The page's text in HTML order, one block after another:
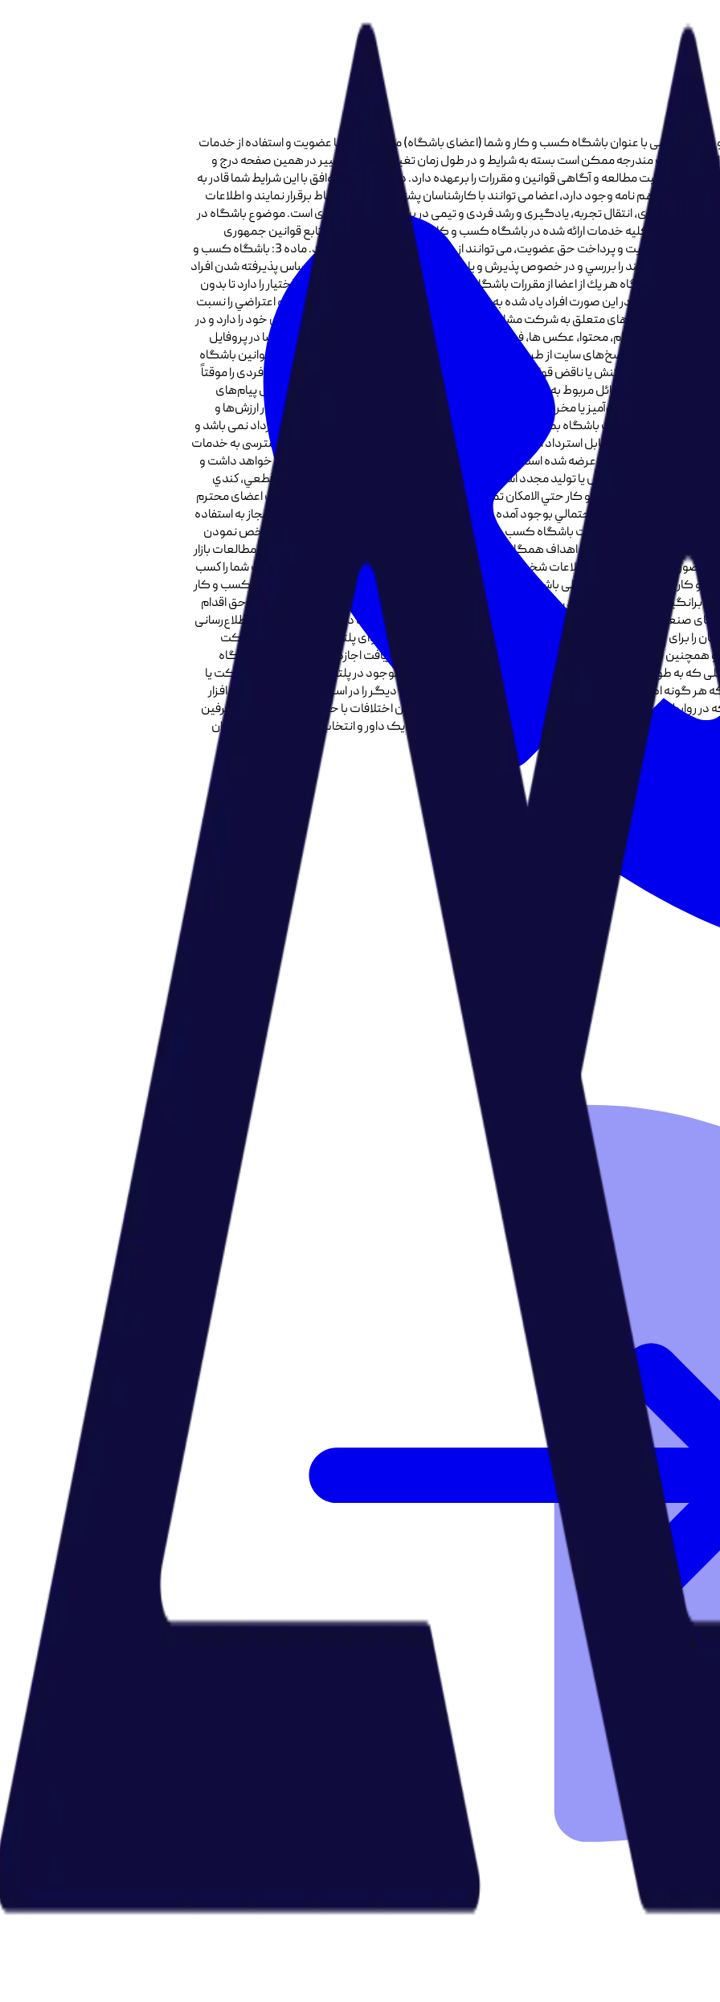
معصومی با عنوان باشگاه کسب و کار و شما (اعضای باشگاه) می­باشد. شما با عضویت و استفاده از خدمات
و مقررات مندرجه ممکن است بسته به شرایط و در طول زمان تغییر یابد، این تغییر در همین صفحه درج و
مسئولیت مطالعه و آگاهی قوانین و مقررات را برعهده دارد. در صورت عدم توافق با این شرایط شما قادر به
تفاهم نامه وجود دارد، اعضا می توانند با کارشناسان پشتیبان باشگاه ارتباط برقرار نمایند و اطلاعات
شبکه‌سازی، انتقال تجربه، یادگیری و رشد فردی و تیمی در بستر آنلاین و حضوری است. موضوع باشگاه در
حوزه کسب و کار می باشد و افراد مجاز به مباحث غیر کسب و کار نیستند. ماده ها ماده 1: کلیه خدمات ارائه شده در باشگاه کسب و کار در ایران مدیریت شده و تابع قوانین جمهوری
اسلامی ایران است. ماده 2: حداقل سن برای عضویت در باشگاه 19 سال می باشد. اعضا با عضویت و پرداخت حق عضویت، می توانند از خدمات باشگاه استفاده کنند. ماده 3: باشگاه کسب و
تکمیل می نمایند را بررسي و در خصوص پذيرش و يا رد آنها تصميم گيري نمايد. براين اساس پذيرفته شدن افراد
نبوده و هرگاه هر يك از اعضا از مقررات باشگاه عدول نمايد، باشگاه کسب و کار اين اختيار را دارد تا بدون
گيري نمايد. در اين صورت افراد ياد شده به طور قطع و غيرقابل عدول حق هرگونه ادعا و اعتراضي را نسبت
ماده 4: هر کاربری در هر کدام از سایت ها یا پلتفرم های متعلق به شرکت مشاوره کسب و کار معصومی، پنل کاربری مخصوص خود را دارد و در
شامل متن پیام، محتوا، عکس ها، فیلم ها و ... می باشد. آدرس ایمیل و تلفن‌هایی که اعضا در پروفایل
خود ثبت می‌کند، تنها آدرس ایمیل و تلفن‌های رسمی و مورد تایید اعضا است و تمام مکاتبات و پاسخ‌های سایت از طریق آنها صورت می‌گیرد. ماده 5: اعضا مسئول هستند تا قوانین باشگاه
که موجب ایجاد تنش یا ناقض قوانین باشگاه کسب و کار و جمهوری اسلامی باشد، عضویت فردی را موقتاً
یا گفتگو غیر از مسائل مربوط به کسب و کار ایجاد مزاحمت در فضای مجازی یا حضوری و ارسال پیام‌های
باشگاه رفتار توهین‌آمیز یا مخرب در جلسات یا گروه‌ها عدم پرداخت حق عضویت نقض آشکار ارزش‌ها و
قوانین باشگاه گزارش‌های معتبر از سایر اعضا مبنی بر سوء‌استفاده از فضای باشگاه ماده 6: عضویت باشگاه بصورت سه ماهه و یک ساله می باشد. هزینه پرداختی قابل استرداد نمی باشد و
تنها در صورتی که عضو از خدمات باشگاه استفاده نکرده باشد و در مدت 48 ساعت، هزینه پرداختی قابل استرداد است. عدم پرداخت در موعد مقرر منجر به محدود شدن دسترسی به خدمات
شخصى و غیرتجارى شما عرضه شده است. هر گونه سوء استفاده از این اطلاعات پیگرد قانونی خواهد داشت و
هیچ فرد حقیقی یا حقوقی به هیچ عنوان نمی‌تواند از اطلاعات و محتویات موجود در نرم افزار براى فروش یا تولید مجدد استفاده نماید. ماده 7: در صورت بروز مشكلات فني، قطعي، كندي
پلتفرم ها، باشگاه کسب و کار حتي الامكان تمامي تلاش خود را جهت رفع مشكل و كسب رضايت اعضای محترم
به كار خواهد گرفت. ليكن باشگاه کسب و کار هیچ گونه تعهد و مسئولیتی در قبال ادعاها و مشكلات احتمالي بوجود آمده را نمي پذيرد. ماده 8: باشگاه پراسپر در موارد زير مجاز به استفاده
براي استفاده از خدمات باشگاه کسب و کار را فراموش كرده باشيد باشگاه پراسپر براي مشخص نمودن
براي بازاريابي هاي آينده، اهداف همگاني و مشترك از جمله بازاريابي مستقيم و نيز تحقيقات و مطالعات بازار
در صورت نياز به استفاده از اطلاعات شخصي اعضا در ساير موارد، باشگاه کسب و کار پيش تر رضايت شما را كسب
خواهد نمود. ماده 9: تمامی حقوق اعم از حقوق مادی و معنوی باشگاه کسب و کار متعلق به صاحبان اصلی باشگاه خواهد بود. ماده 10: سو‌ءاستفاده از اموال فکری باشگاه کسب و کار
که شبه‌برانگیز هستند، به هر طریقی ممنوع است. باشگاه کسب و کار در صورت مشاهده چنین مواردی حق اقدام
صنعتی و علائم تجاری و طرح شکایت به مراجع قانونی ذیصلاح را خواهد داشت و همچنین حق اطلاع‌رسانی
به کاربران و سرویس دهندگان و سرویس گیرندگان اینترنتی و سایر ذی نفعان را برای خود محفوظ می‌دارد. ماده 11: هرگونه انتشار یا اقتباس از محتوای پلتفرم‌های متعلق به شرکت
همچنین برای استفاده از محتوای وب‌سایت در رسانه‌های چاپی نیز، دریافت اجازه کتبی از مسئولان باشگاه
اقدام به هرگونه عملی که به طور مستقیم یا غیر مستقیم منجر به هک کردن اطلاعات موجود در پلتفرم های متعلق به شرکت یا
هر گونه اطلاع از هک کردن اطلاعات توسط شخص و یا موسسه‌ی دیگر را در اسرع وقت به مدیریت نرم افزار
خواهد بود که در روابط بین طرفین اختلافی ایجاد نشود و در صورت اختلاف نیز این اختلافات با حسن نیت و همکاری طرفین
یا هرگونه رابطه دو طرف ایجاد گردد هر یک از طرفین با معرفی یک داور و انتخاب داور سوم توسط داوران
و کار، تمام قوانین مقررات را خوانده و پذیرفته ام.